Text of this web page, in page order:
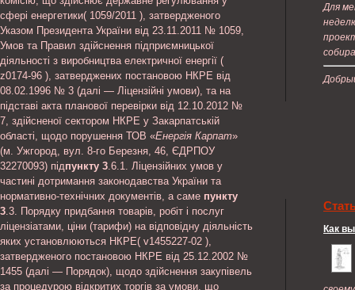
сфері енергетики( 1059/2011 ), затвердженого
Указом Президента України від 23.11.2011 № 1059,
Умов та Правил здійснення підприємницької
діяльності з виробництва електричної енергії (
z0174-96 ), затверджених постановою НКРЕ від
08.02.1996 № 3 (далі — Ліцензійні умови), та на
підставі акта планової перевірки від 12.10.2012 №
7, здійсненої сектором НКРЕ у Закарпатській
області, щодо порушення ТОВ «Енергія Карпат»
(м. Ужгород, вул. 8-го Березня, 46, ЄДРПОУ
32270093) підпункту 3.6.1. Ліцензійних умов у
частині дотримання законодавства України та
нормативно-технічних документів, а саме пункту
3.3. Порядку придбання товарів, робіт і послуг
ліцензіатами, ціни (тарифи) на відповідну діяльність
яких установлюються НКРЕ( v1455227-02 ),
затвердженого постановою НКРЕ від 25.12.2002 №
1455 (далі — Порядок), щодо здійснення закупівель
за процедурою відкритих торгів за умови, що
Для
Как